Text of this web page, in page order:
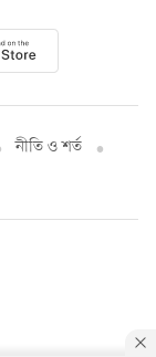
নীতি ও শর্ত